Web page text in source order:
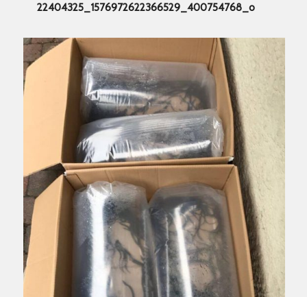
22404325_1576972622366529_400754768_o